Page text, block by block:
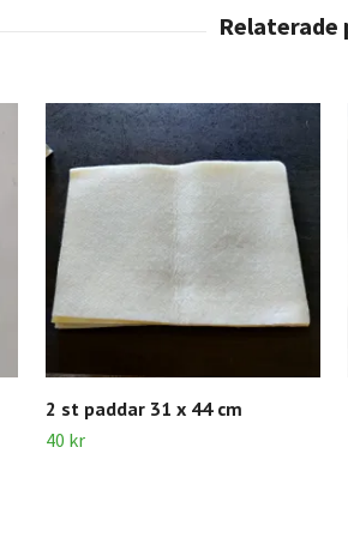
2 st paddar 31 x 44 cm
40 kr